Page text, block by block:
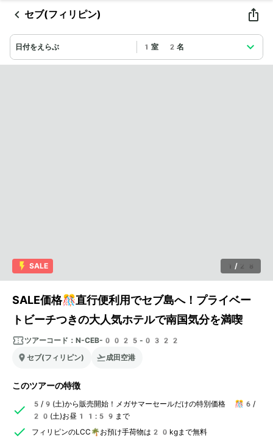
セブ(フィリピン)
日付をえらぶ 1室 2名
1 / 28
SALE
SALE価格🎊直行便利用でセブ島へ！プライベー
トビーチつきの大人気ホテルで南国気分を満喫
ツアーコード： N-CEB-0025-0322
セブ(フィリピン)
成田空港
このツアーの特徴
5/9(土)から販売開始！メガサマーセールだけの特別価格 🎊6/
20(土)お昼11:59まで
フィリピンのLCC🌴お預け手荷物は20kgまで無料